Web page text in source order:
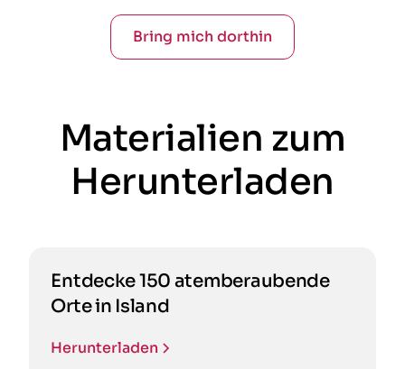
Bring mich dorthin
Materialien zum
Herunterladen
Entdecke 150 atemberaubende
Orte in Island
Herunterladen